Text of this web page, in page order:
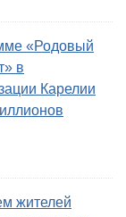
«Родовый
в
Карелии
жителей